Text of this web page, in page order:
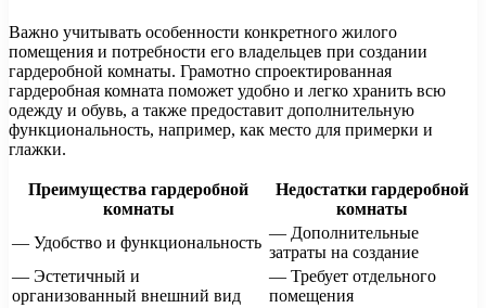
Важно учитывать особенности конкретного жилого
помещения и потребности его владельцев при создании
гардеробной комнаты. Грамотно спроектированная
гардеробная комната поможет удобно и легко хранить всю
одежду и обувь, а также предоставит дополнительную
функциональность, например, как место для примерки и
глажки.
Преимущества гардеробной
комнаты
Недостатки гардеробной
комнаты
— Удобство и функциональность
— Дополнительные
затраты на создание
— Эстетичный и
организованный внешний вид
— Требует отдельного
помещения